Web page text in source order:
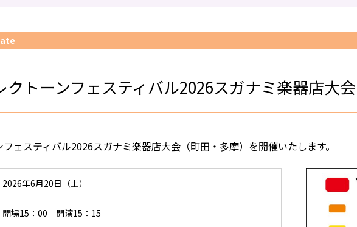
クトーンフェスティバル2026スガナミ楽器店大
ェスティバル2026スガナミ楽器店大会（町田・多摩）を開催いたします。
2026年6月20日（土）
開場15：00 開演15：15